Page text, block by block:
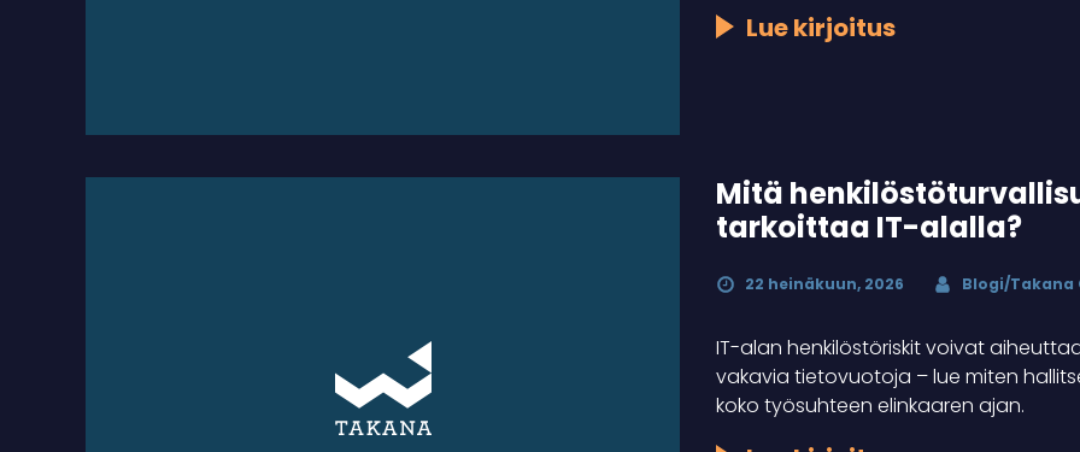
Lue kirjoitus
Mitä
tarkoittaa IT-alalla?
22 heinäkuun, 2026 Blogi/Takana
IT-alan henkilöstöriskit voivat
vakavia tietovuotoja – lue miten
koko työsuhteen elinkaaren ajan.